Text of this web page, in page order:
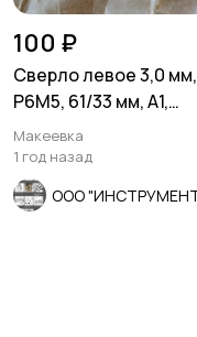
100 ₽
Сверло левое 3,0 мм,
Р6М5, 61/33 мм, А1,
шлифованное, ГОСТ
10902-77.
Макеевка
1 год назад